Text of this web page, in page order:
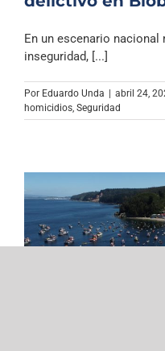
En un escenario
inseguridad, [...]
Por Eduardo Unda abril 24,
homicidios, Seguridad